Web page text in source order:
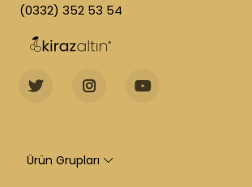
(0332) 352 53 54
Ürün Grupları